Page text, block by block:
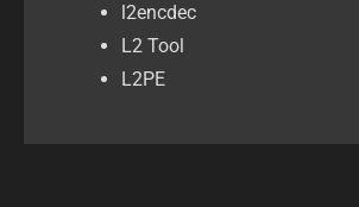
l2encdec
L2 Tool
L2PE